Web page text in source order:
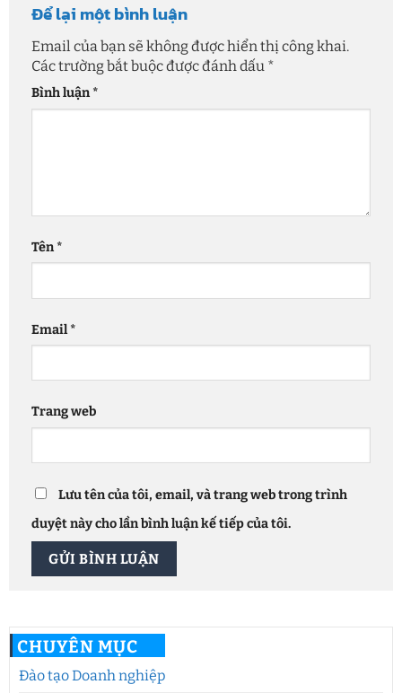
CHUYÊN MỤC
Đào tạo Doanh nghiệp
Để lại một bình luận
Email của bạn sẽ không được hiển thị công khai.
Các trường bắt buộc được đánh dấu *
Bình luận*
Tên*
Email*
Trang web
Lưu tên của tôi, email, và trang web trong trình
duyệt này cho lần bình luận kế tiếp của tôi.